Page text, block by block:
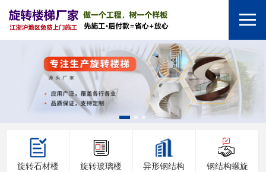
旋转石材楼
旋转玻璃楼
异形钢结构
钢结构螺旋